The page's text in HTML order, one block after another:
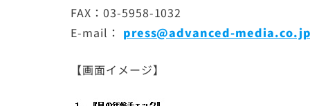
FAX：03-5958-1032
E-mail： press@advanced-
【画面イメージ】